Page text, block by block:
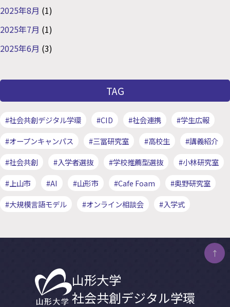
2025年8月 (1)
2025年7月 (1)
2025年6月 (3)
TAG
#社会共創デジタル学環 #CID #社会連携
#学生広報
#オープンキャンパス
#三冨研究室 #高校生
#講義紹介
#社会共創
#入学者選抜 #学校推薦型選抜
#小林研究室
#上山市
#AI #山形市 #Cafe Foam
#奥野研究室
#大規模言語モデル
#オンライン相談会 #入学式
↑
山形大学
社会共創デジタル学環